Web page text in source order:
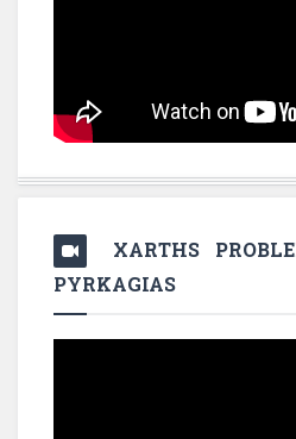
XARTHS
PYRKAGIAS